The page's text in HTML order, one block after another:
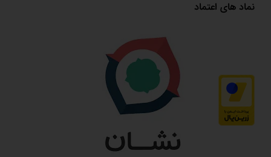
نماد های اعتماد